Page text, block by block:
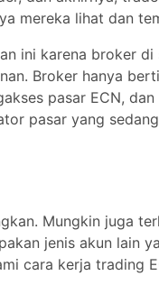
hanya bertindak
Mungkin juga terlihat
mari kita lihat
yang
trader;